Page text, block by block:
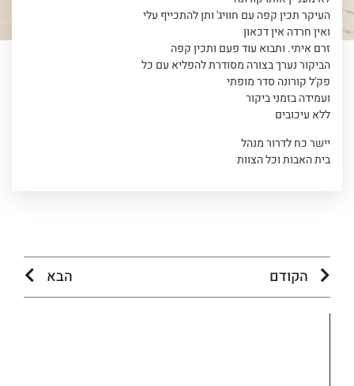
העיקר תכין קפה עם חוויג' ותן להתכייף עלי
ואין חרדה אין דכאון
זרם איתי. ותבוא עוד פעם ותכין קפה
הביקור נערך בצורה מסודרת להפליא עם כל
פק'ל קורונה סדר מופתי
ועמידה בזמני ביקור
ללא עיכובים
יישר כח לדרור מנהל
בית האבות וכל הצוות
הקודם הבא